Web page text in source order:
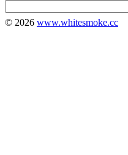
© 2026 www.whitesmoke.cc